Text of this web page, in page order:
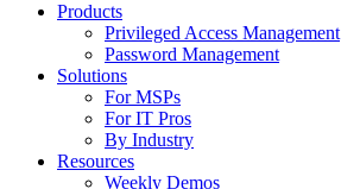
Products
Privileged Access Management
Password Management
Solutions
For MSPs
For IT Pros
By Industry
Resources
Weekly Demos